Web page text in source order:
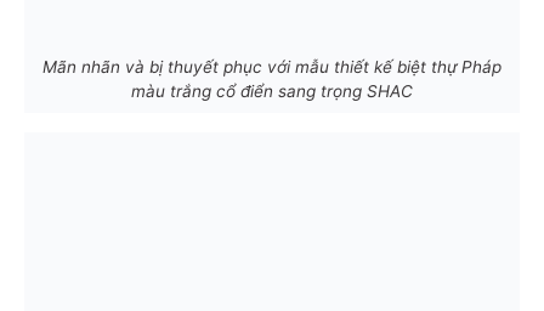
Mãn nhãn và bị thuyết phục với mẫu thiết kế biệt thự Pháp
màu trắng cổ điển sang trọng SHAC